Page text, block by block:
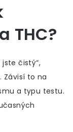
THC?
čistý“,
Závisí to na
a typu testu.